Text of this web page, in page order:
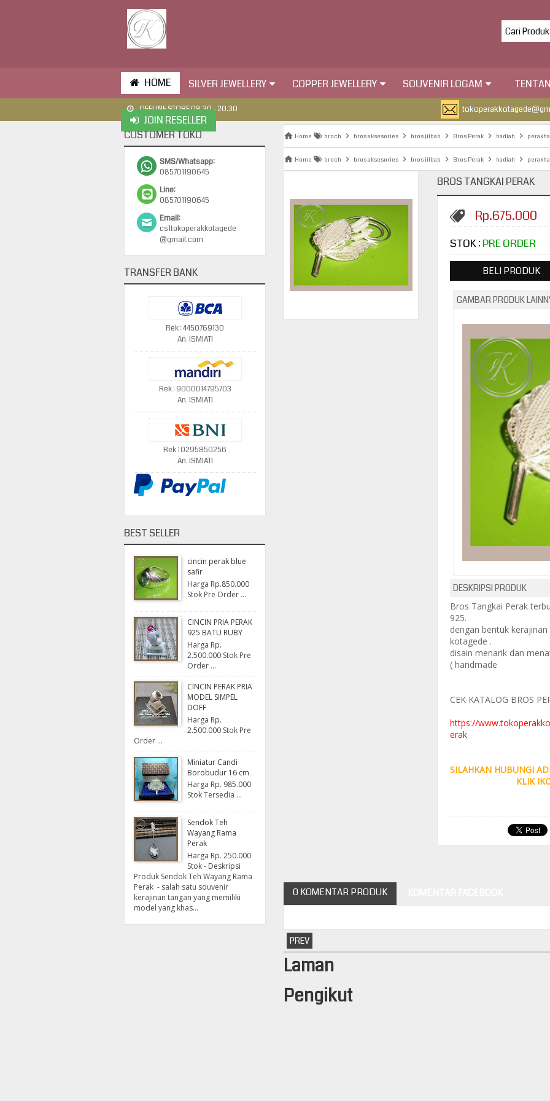
HOME SILVER JEWELLERY COPPER JEWELLERY SOUVENIR LOGAM
JOIN RESELLER
OFFLINE STORE 08.30 - 20.30
Home broch bros aksesories bros jilbab Bros Perak hadiah
Home broch bros aksesories bros jilbab Bros Perak hadiah
BROS TANGKAI PERAK
Rp.675.000
STOK : PRE ORDER
BELI PRODUK
GAMBAR PRODUK
DESKRIPSI PRODUK
Bros Tangkai Perak
925.
dengan bentuk
kotagede .
disain menarik dan
( handmade
CEK KATALOG BROS
https://
erak
SILAHKAN HUBUNGI
KLIK IKON
0 KOMENTAR PRODUK
PREV
Laman
Pengikut
CUSTOMER TOKO
SMS/Whatsapp:
085701190645
Line:
085701190645
Email:
cs1tokoperakkotagede
@gmail.com
TRANSFER BANK
Rek : 4450769130
An. ISMIATI
Rek : 9000014795703
An. ISMIATI
Rek : 0295850256
An. ISMIATI
BEST SELLER
cincin perak blue
safir
Harga Rp.850.000
Stok Pre Order ...
CINCIN PRIA PERAK
925 BATU RUBY
Harga Rp.
2.500.000 Stok Pre
Order ...
CINCIN PERAK PRIA
MODEL SIMPEL
DOFF
Harga Rp.
2.500.000 Stok Pre
Order ...
Miniatur Candi
Borobudur 16 cm
Harga Rp. 985.000
Stok Tersedia ...
Sendok Teh
Wayang Rama
Perak
Harga Rp. 250.000
Stok - Deskripsi
Produk Sendok Teh Wayang Rama
Perak - salah satu souvenir
kerajinan tangan yang memiliki
model yang khas...